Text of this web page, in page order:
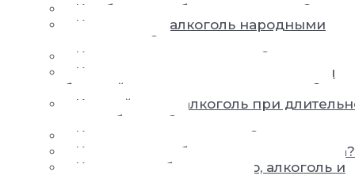
Как быстро побороть похмелье?
Как вывести алкоголь народными
средствами?
Как вылечить алкоголика?
Как вылечить от пьянства, если сам
больной не хочет выздоровления?
Как действует алкоголь при
употреблении?
Как жить с алкоголиком?
Как заставить бросить пить человека?
Как не пить больше пиво, алкоголь и